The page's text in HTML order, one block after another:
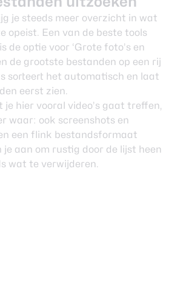
je steeds meer overzicht in wat
opeist. Een van de beste tools
de optie voor ‘Grote foto’s en
de grootste bestanden op een rij
sorteert het automatisch en laat
eerst zien.
je hier vooral video’s gaat treffen,
waar: ook screenshots en
een flink bestandsformaat
je aan om rustig door de lijst heen
wat te verwijderen.